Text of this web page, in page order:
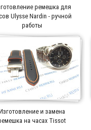
ремешка для
Ulysse Nardin - ручной
работы
и замена
на часах Tissot